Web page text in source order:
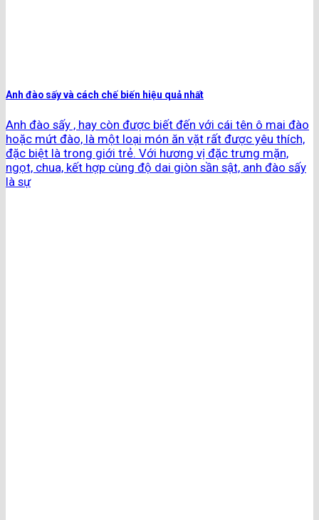
Anh đào sấy và cách chế biến hiệu quả nhất
Anh đào sấy , hay còn được biết đến với cái tên ô mai đào
hoặc mứt đào, là một loại món ăn vặt rất được yêu thích,
đặc biệt là trong giới trẻ. Với hương vị đặc trưng mặn,
ngọt, chua, kết hợp cùng độ dai giòn sần sật, anh đào sấy
là sự